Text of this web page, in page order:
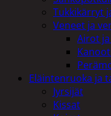
Tukkikärryt
Veneet ja
Airot
Eläintenruoka ja
Jyrsijät
Kissat